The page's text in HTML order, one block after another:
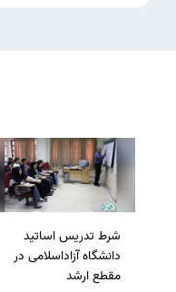
شرط تدریس اساتید
دانشگاه آزاداسلامی در
مقطع ارشد